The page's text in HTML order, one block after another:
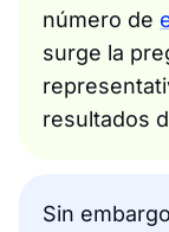
número de
surge la
resultados
Sin